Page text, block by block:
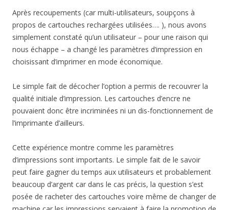
Après recoupements (car multi-utilisateurs, soupçons à
propos de cartouches rechargées utilisées…. ), nous avons
simplement constaté qu’un utilisateur – pour une raison qui
nous échappe – a changé les paramètres d’impression en
choisissant d’imprimer en mode économique.
Le simple fait de décocher l’option a permis de recouvrer la
qualité initiale d’impression. Les cartouches d’encre ne
pouvaient donc être incriminées ni un dis-fonctionnement de
l’imprimante d’ailleurs.
Cette expérience montre comme les paramètres
d’impressions sont importants. Le simple fait de le savoir
peut faire gagner du temps aux utilisateurs et probablement
beaucoup d’argent car dans le cas précis, la question s’est
posée de racheter des cartouches voire même de changer de